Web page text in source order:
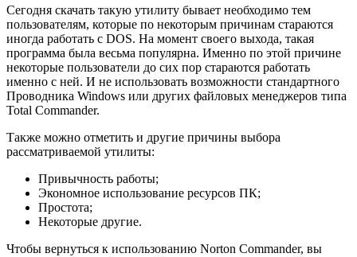
Сегодня скачать такую утилиту бывает необходимо тем
пользователям, которые по некоторым причинам стараются
иногда работать с DOS. На момент своего выхода, такая
программа была весьма популярна. Именно по этой причине
некоторые пользователи до сих пор стараются работать
именно с ней. И не использовать возможности стандартного
Проводника Windows или других файловых менеджеров типа
Total Commander.
Также можно отметить и другие причины выбора
рассматриваемой утилиты:
Привычность работы;
Экономное использование ресурсов ПК;
Простота;
Некоторые другие.
Чтобы вернуться к использованию Norton Commander, вы